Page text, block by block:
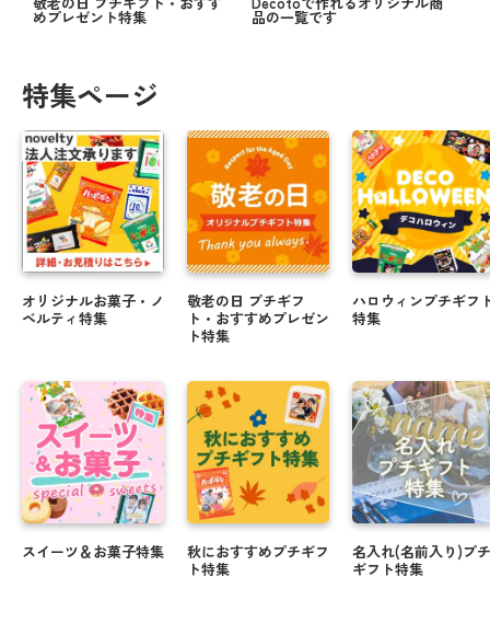
めプレゼント特集 品の一覧です
特集ページ
オリジナルお菓子・ノ
ベルティ特集
スイーツ＆お菓子特集
敬老の日 プチギフ
ト・おすすめプレゼン
ト特集
秋におすすめプチギフ
ト特集
ハロウィンプチギフ
特集
名入れ(名前入り)プチ
ギフト特集